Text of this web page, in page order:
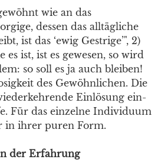
wie an das
dessen das alltägliche
ist das ‘ewig Gestrige’", 2)
es ist, ist es gewesen, so wird
so soll es ja auch bleiben!
des Gewöhnlichen. Die
Einlösung ein-
Für das einzelne Individuum
in ihrer puren Form.
der Erfahrung